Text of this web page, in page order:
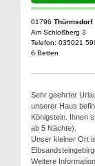
01796 Thürmsdorf
Am Schloßberg 3
Telefon: 035021
6 Betten
Sehr geehrter
unserer Haus
Königstein. Ihnen
ab 5 Nächte).
Unser kleiner Ort
Weitere